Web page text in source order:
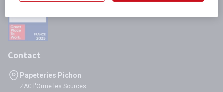
Contact
Papeteries Pichon
ZAC l'Orme les Sources